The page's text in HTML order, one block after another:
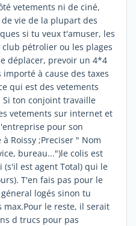
vetements ni de ciné,
vie de la plupart des
si tu veux t'amuser, les
club pétrolier ou les plages
déplacer, prevoir un 4*4
à cause des taxes
qui est des vetements
ton conjoint travaille
vetements sur internet et
pour son
Roissy ;Preciser " Nom
bureau...")le colis est
est agent Total) qui le
T'en fais pas pour le
logés sinon tu
max.Pour le reste, il serait
d trucs pour pas